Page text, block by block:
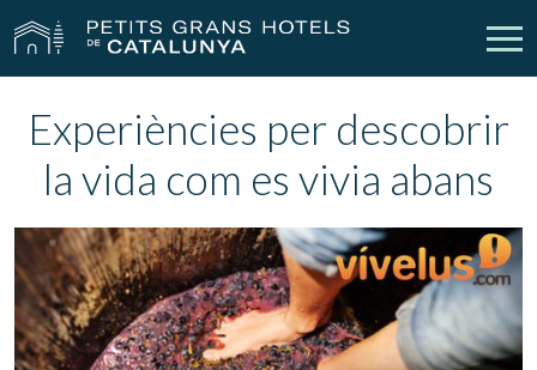
Els Nostres Hotels Escapades
Casaments Empreses
Xecs Regal Descobreix Catalunya
Contacte La meva reserva
Experiències per descobrir
la vida com es vivia abans